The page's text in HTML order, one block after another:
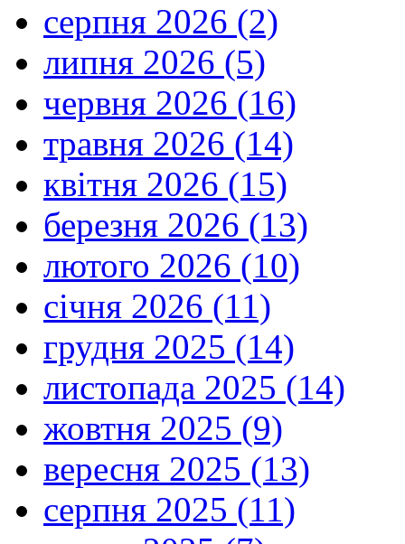
серпня 2026 (2)
липня 2026 (5)
червня 2026 (16)
травня 2026 (14)
квітня 2026 (15)
березня 2026 (13)
лютого 2026 (10)
січня 2026 (11)
грудня 2025 (14)
листопада 2025 (14)
жовтня 2025 (9)
вересня 2025 (13)
серпня 2025 (11)